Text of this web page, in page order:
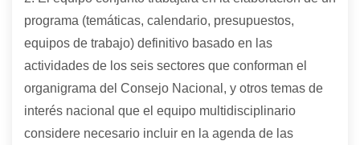
programa (temáticas, calendario, presupuestos,
equipos de trabajo) definitivo basado en las
actividades de los seis sectores que conforman el
organigrama del Consejo Nacional, y otros temas de
interés nacional que el equipo multidisciplinario
considere necesario incluir en la agenda de las